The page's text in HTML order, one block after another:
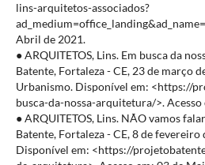
lins-arquitetos-associados?
Abril de 2021.
● ARQUITETOS, Lins. Em busca da
Batente, Fortaleza - CE, 23 de março
Urbanismo. Disponível em: <https://
busca-da-nossa-arquitetura/>.
● ARQUITETOS, Lins. NÃO vamos
Batente, Fortaleza - CE, 8 de fevereiro
Disponível em: <https://